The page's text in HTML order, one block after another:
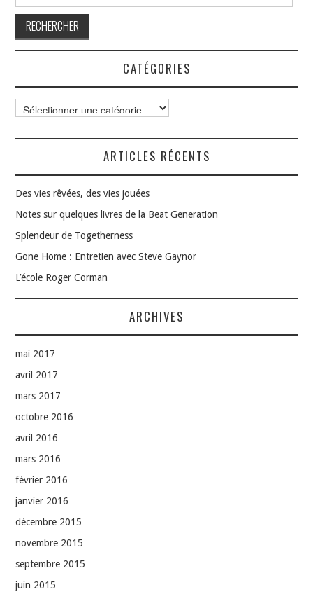
CATÉGORIES
Catégories
ARTICLES RÉCENTS
Des vies rêvées, des vies jouées
Notes sur quelques livres de la Beat Generation
Splendeur de Togetherness
Gone Home : Entretien avec Steve Gaynor
L’école Roger Corman
ARCHIVES
mai 2017
avril 2017
mars 2017
octobre 2016
avril 2016
mars 2016
février 2016
janvier 2016
décembre 2015
novembre 2015
septembre 2015
juin 2015